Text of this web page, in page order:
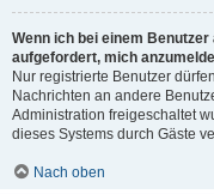
Wenn ich bei einem
aufgefordert, mich
Nur registrierte Benutzer
Nachrichten an andere
Administration freigeschaltet
dieses Systems durch Gäste
Nach oben